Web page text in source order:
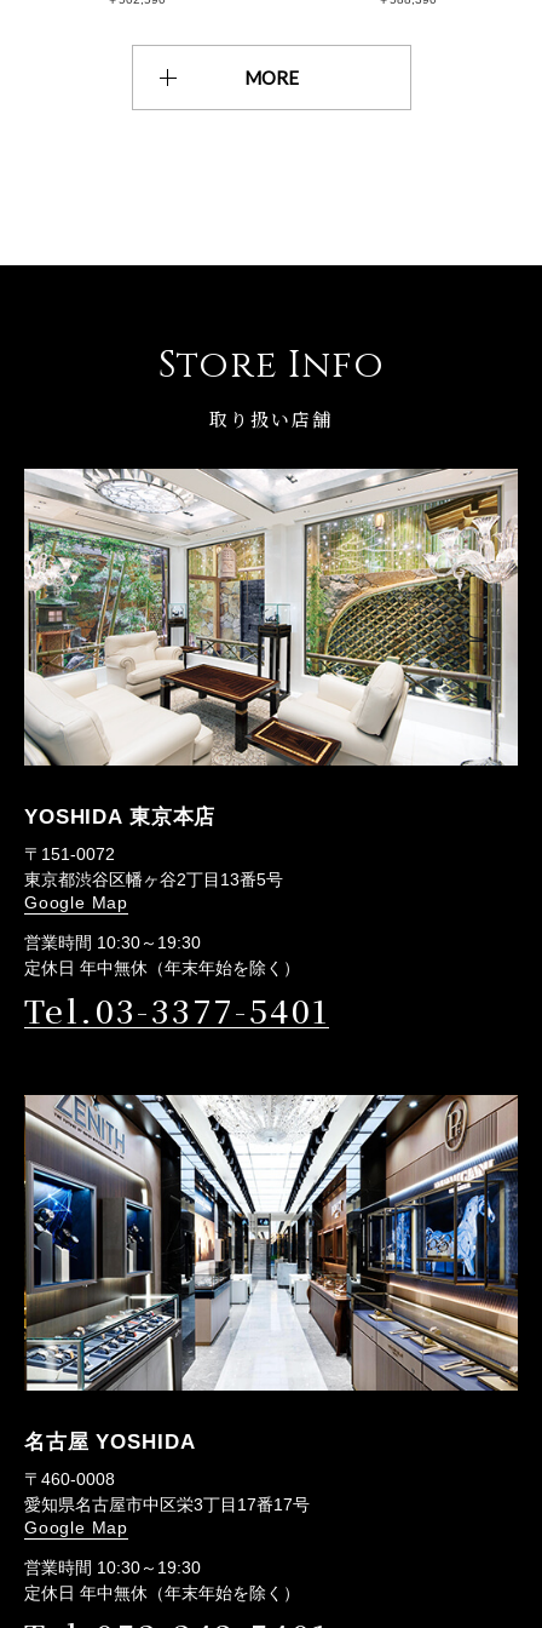
MORE
Store Info
取り扱い店舗
YOSHIDA 東京本店
〒151-0072
東京都渋谷区幡ヶ谷2丁目13番5号
Google Map
営業時間 10:30～19:30
定休日 年中無休（年末年始を除く）
Tel.03-3377-5401
名古屋 YOSHIDA
〒460-0008
愛知県名古屋市中区栄3丁目17番17号
Google Map
営業時間 10:30～19:30
定休日 年中無休（年末年始を除く）